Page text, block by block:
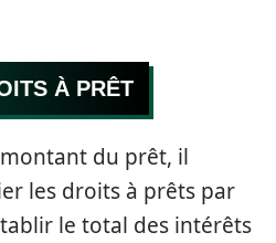
À PRÊT
du prêt, il
les droits à prêts par
le total des intérêts